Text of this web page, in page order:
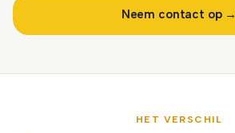
Neem contact op →
HET VERSCHIL